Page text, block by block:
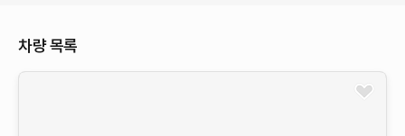
차량 목록